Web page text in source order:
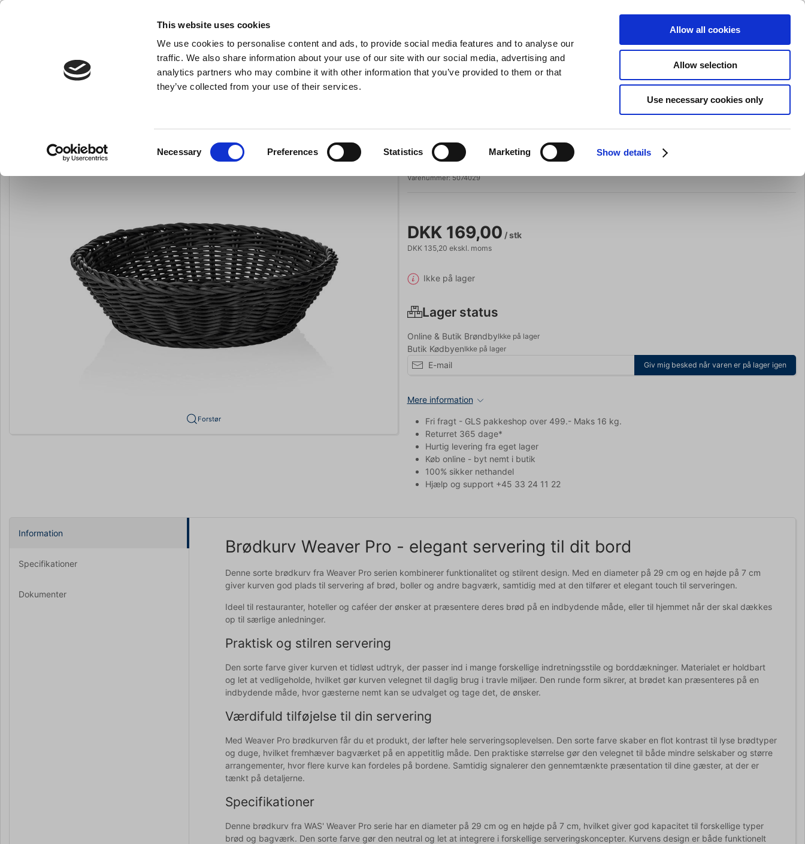
This website uses cookies
We use cookies to personalise content and ads, to provide social media features and to analyse our
traffic. We also share information about your use of our site with our social media, advertising and
analytics partners who may combine it with other information that you’ve provided to them or that
they’ve collected from your use of their services.
Necessary Preferences Statistics Marketing Show details
Allow all cookies
Allow selection
Use necessary cookies only
- Køkkenudstyr til professionelle og entusiaster Søg Indkøbskurv (0)
Køkkenredskaber Gryder & Pander Grill Barudstyr Tilbud Brands Slibning
Forstør
Brødkurv Sort Ø29 cm H7 cm Weaver Pro
Varenummer:5074029
DKK 169,00 / stk
DKK 135,20 ekskl. moms
Ikke på lager
Lager status
Online & Butik BrøndbyIkke på lager
Butik KødbyenIkke på lager
Giv mig besked når varen er på lager igen
Mere information
Fri fragt - GLS pakkeshop over 499.- Maks 16 kg.
Returret 365 dage*
Hurtig levering fra eget lager
Køb online - byt nemt i butik
100% sikker nethandel
Hjælp og support +45 33 24 11 22
Information
Specifikationer
Dokumenter
Brødkurv Weaver Pro - elegant servering til dit bord
Denne sorte brødkurv fra Weaver Pro serien kombinerer funktionalitet og stilrent design. Med en diameter på 29 cm og en højde på 7 cm
giver kurven god plads til servering af brød, boller og andre bagværk, samtidig med at den tilfører et elegant touch til serveringen.
Ideel til restauranter, hoteller og caféer der ønsker at præsentere deres brød på en indbydende måde, eller til hjemmet når der skal dækkes
op til særlige anledninger.
Praktisk og stilren servering
Den sorte farve giver kurven et tidløst udtryk, der passer ind i mange forskellige indretningsstile og borddækninger. Materialet er holdbart
og let at vedligeholde, hvilket gør kurven velegnet til daglig brug i travle miljøer. Den runde form sikrer, at brødet kan præsenteres på en
indbydende måde, hvor gæsterne nemt kan se udvalget og tage det, de ønsker.
Værdifuld tilføjelse til din servering
Med Weaver Pro brødkurven får du et produkt, der løfter hele serveringsoplevelsen. Den sorte farve skaber en flot kontrast til lyse brødtyper
og duge, hvilket fremhæver bagværket på en appetitlig måde. Den praktiske størrelse gør den velegnet til både mindre selskaber og større
arrangementer, hvor flere kurve kan fordeles på bordene. Samtidig signalerer den gennemtænkte præsentation til dine gæster, at der er
tænkt på detaljerne.
Specifikationer
Denne brødkurv fra WAS' Weaver Pro serie har en diameter på 29 cm og en højde på 7 cm, hvilket giver god kapacitet til forskellige typer
brød og bagværk. Den sorte farve gør den neutral og let at integrere i forskellige serveringskoncepter. Kurvens design er både funktionelt